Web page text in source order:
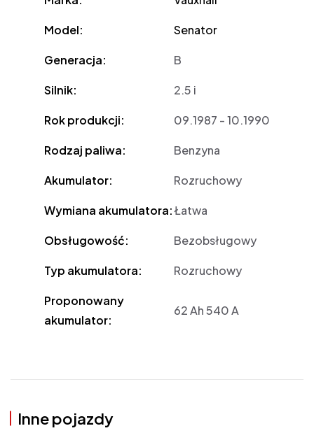
Model: Senator
Generacja: B
Silnik: 2.5 i
Rok produkcji: 09.1987 - 10.1990
Rodzaj paliwa: Benzyna
Akumulator: Rozruchowy
Wymiana akumulatora:Łatwa
Obsługowość: Bezobsługowy
Typ akumulatora: Rozruchowy
Proponowany
akumulator:
62 Ah 540 A
Inne pojazdy